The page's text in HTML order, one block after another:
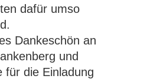
dafür umso
Dankeschön an
und
für die Einladung